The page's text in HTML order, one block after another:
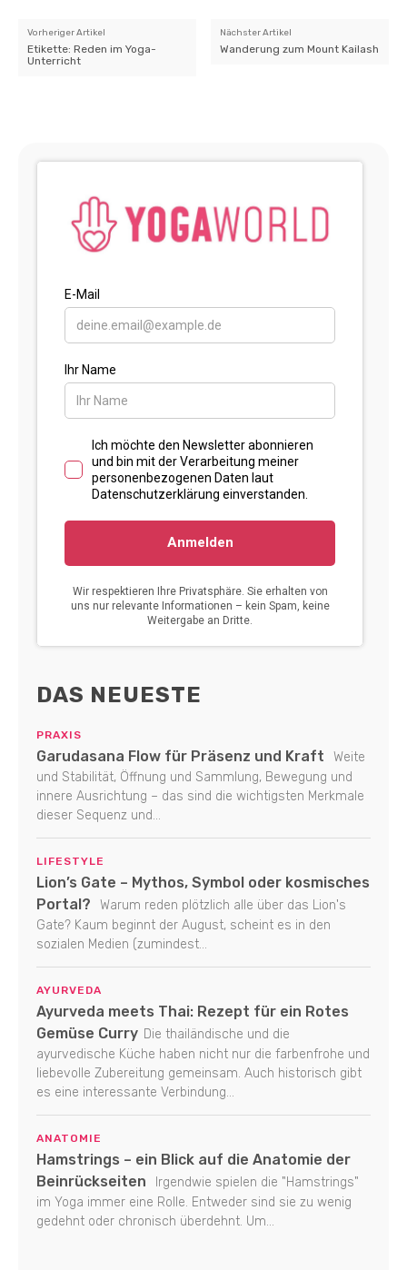
Vorheriger Artikel
Etikette: Reden im Yoga-
Unterricht
Nächster Artikel
Wanderung zum Mount Kailash
DAS NEUESTE
PRAXIS
Garudasana Flow für Präsenz und Kraft
Weite
und Stabilität, Öffnung und Sammlung, Bewegung und
innere Ausrichtung – das sind die wichtigsten Merkmale
dieser Sequenz und...
LIFESTYLE
Lion’s Gate – Mythos, Symbol oder kosmisches
Portal?
Warum reden plötzlich alle über das Lion's
Gate? Kaum beginnt der August, scheint es in den
sozialen Medien (zumindest...
AYURVEDA
Ayurveda meets Thai: Rezept für ein Rotes
Gemüse Curry Die thailändische und die
ayurvedische Küche haben nicht nur die farbenfrohe und
liebevolle Zubereitung gemeinsam. Auch historisch gibt
es eine interessante Verbindung...
ANATOMIE
Hamstrings – ein Blick auf die Anatomie der
Beinrückseiten
Irgendwie spielen die "Hamstrings"
im Yoga immer eine Rolle. Entweder sind sie zu wenig
gedehnt oder chronisch überdehnt. Um...